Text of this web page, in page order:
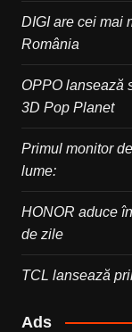
DIGI are cei mai
România
OPPO lansează
3D Pop Planet
Primul monitor
lume:
HONOR aduce
de zile
TCL lansează
Ads